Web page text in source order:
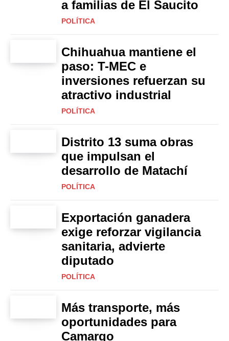
a familias de El Saucito
POLÍTICA
Chihuahua mantiene el
paso: T-MEC e
inversiones refuerzan su
atractivo industrial
POLÍTICA
Distrito 13 suma obras
que impulsan el
desarrollo de Matachí
POLÍTICA
Exportación ganadera
exige reforzar vigilancia
sanitaria, advierte
diputado
POLÍTICA
Más transporte, más
oportunidades para
Camargo